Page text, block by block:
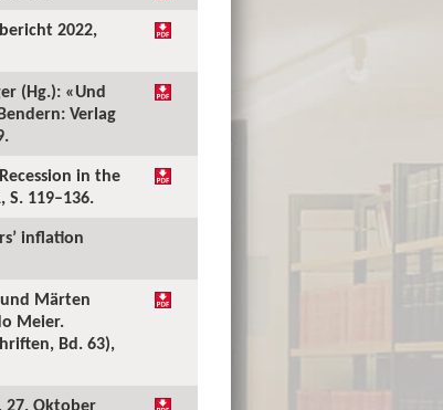
2022,
(Hg.): «Und
Verlag
in the
119–136.
inflation
Märten
Meier.
Bd. 63),
27. Oktober